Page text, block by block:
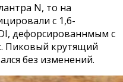
N, то на
с 1,6-
дефорсированнмым с
Пиковый крутящий
без изменений.